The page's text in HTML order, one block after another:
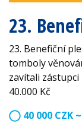
23.
23. Benefiční
tomboly
zavítali zástupci
40.000 Kč
40 000 CZK